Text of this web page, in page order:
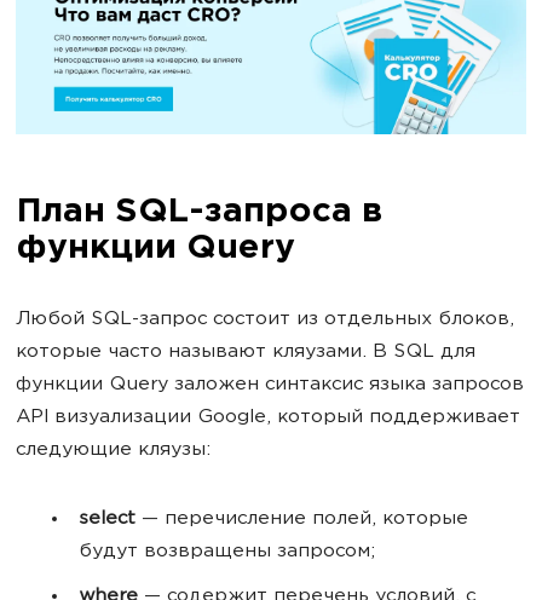
План SQL-запроса в
функции Query
Любой SQL-запрос состоит из отдельных блоков,
которые часто называют кляузами. В SQL для
функции Query заложен синтаксис языка запросов
API визуализации Google, который поддерживает
следующие кляузы:
select — перечисление полей, которые
будут возвращены запросом;